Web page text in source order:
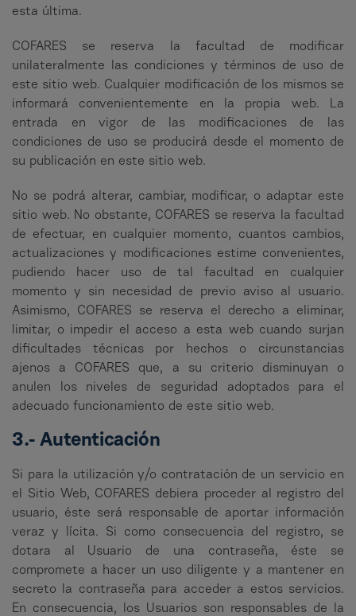
esta última.
COFARES se reserva la facultad de modificar
unilateralmente las condiciones y términos de uso de
este sitio web. Cualquier modificación de los mismos se
informará convenientemente en la propia web. La
entrada en vigor de las modificaciones de las
condiciones de uso se producirá desde el momento de
su publicación en este sitio web.
No se podrá alterar, cambiar, modificar, o adaptar este
sitio web. No obstante, COFARES se reserva la facultad
de efectuar, en cualquier momento, cuantos cambios,
actualizaciones y modificaciones estime convenientes,
pudiendo hacer uso de tal facultad en cualquier
momento y sin necesidad de previo aviso al usuario.
Asimismo, COFARES se reserva el derecho a eliminar,
limitar, o impedir el acceso a esta web cuando surjan
dificultades técnicas por hechos o circunstancias
ajenos a COFARES que, a su criterio disminuyan o
anulen los niveles de seguridad adoptados para el
adecuado funcionamiento de este sitio web.
3.- Autenticación
Si para la utilización y/o contratación de un servicio en
el Sitio Web, COFARES debiera proceder al registro del
usuario, éste será responsable de aportar información
veraz y lícita. Si como consecuencia del registro, se
dotara al Usuario de una contraseña, éste se
compromete a hacer un uso diligente y a mantener en
secreto la contraseña para acceder a estos servicios.
En consecuencia, los Usuarios son responsables de la